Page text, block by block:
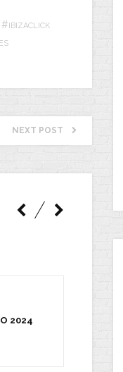
#IBIZACLICK
NEXT POST
2024